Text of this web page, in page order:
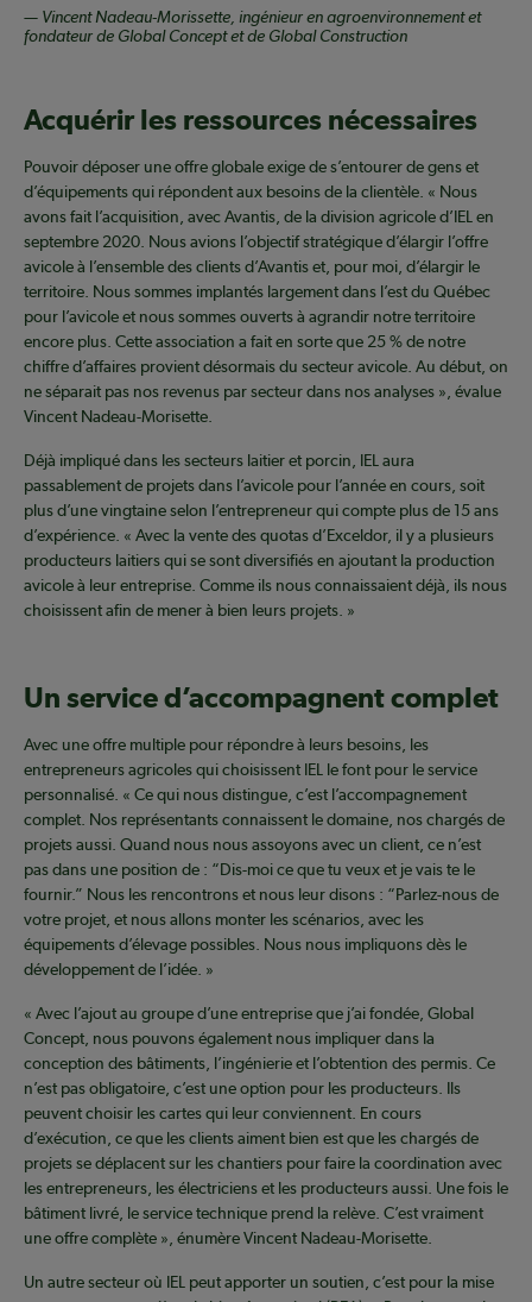
— Vincent Nadeau-Morissette, ingénieur en agroenvironnement et
fondateur de Global Concept et de Global Construction
Acquérir les ressources nécessaires
Pouvoir déposer une offre globale exige de s’entourer de gens et
d’équipements qui répondent aux besoins de la clientèle. « Nous
avons fait l’acquisition, avec Avantis, de la division agricole d’IEL en
septembre 2020. Nous avions l’objectif stratégique d’élargir l’offre
avicole à l’ensemble des clients d’Avantis et, pour moi, d’élargir le
territoire. Nous sommes implantés largement dans l’est du Québec
pour l’avicole et nous sommes ouverts à agrandir notre territoire
encore plus. Cette association a fait en sorte que 25 % de notre
chiffre d’affaires provient désormais du secteur avicole. Au début, on
ne séparait pas nos revenus par secteur dans nos analyses », évalue
Vincent Nadeau-Morisette.
Déjà impliqué dans les secteurs laitier et porcin, IEL aura
passablement de projets dans l’avicole pour l’année en cours, soit
plus d’une vingtaine selon l’entrepreneur qui compte plus de 15 ans
d’expérience. « Avec la vente des quotas d’Exceldor, il y a plusieurs
producteurs laitiers qui se sont diversifiés en ajoutant la production
avicole à leur entreprise. Comme ils nous connaissaient déjà, ils nous
choisissent afin de mener à bien leurs projets. »
Un service d’accompagnent complet
Avec une offre multiple pour répondre à leurs besoins, les
entrepreneurs agricoles qui choisissent IEL le font pour le service
personnalisé. « Ce qui nous distingue, c’est l’accompagnement
complet. Nos représentants connaissent le domaine, nos chargés de
projets aussi. Quand nous nous assoyons avec un client, ce n’est
pas dans une position de : “Dis-moi ce que tu veux et je vais te le
fournir.” Nous les rencontrons et nous leur disons : “Parlez-nous de
votre projet, et nous allons monter les scénarios, avec les
équipements d’élevage possibles. Nous nous impliquons dès le
développement de l’idée. »
« Avec l’ajout au groupe d’une entreprise que j’ai fondée, Global
Concept, nous pouvons également nous impliquer dans la
conception des bâtiments, l’ingénierie et l’obtention des permis. Ce
n’est pas obligatoire, c’est une option pour les producteurs. Ils
peuvent choisir les cartes qui leur conviennent. En cours
d’exécution, ce que les clients aiment bien est que les chargés de
projets se déplacent sur les chantiers pour faire la coordination avec
les entrepreneurs, les électriciens et les producteurs aussi. Une fois le
bâtiment livré, le service technique prend la relève. C’est vraiment
une offre complète », énumère Vincent Nadeau-Morisette.
Un autre secteur où IEL peut apporter un soutien, c’est pour la mise